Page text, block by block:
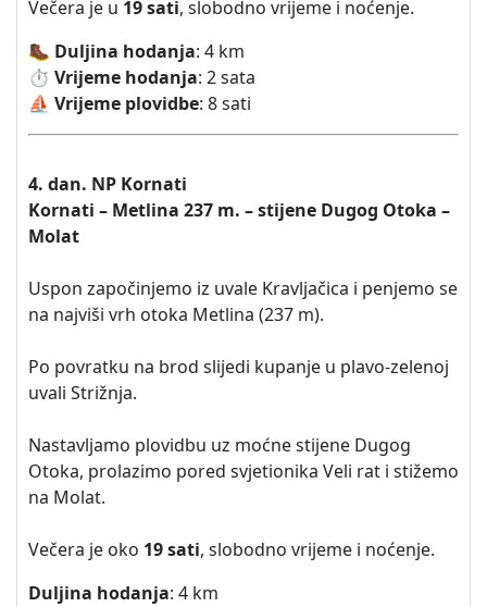
Večera je u 19 sati, slobodno vrijeme i noćenje.
🥾 Duljina hodanja: 4 km
⏱️ Vrijeme hodanja: 2 sata
⛵ Vrijeme plovidbe: 8 sati
4. dan. NP Kornati
Kornati – Metlina 237 m. – stijene Dugog Otoka –
Molat
Uspon započinjemo iz uvale Kravljačica i penjemo se
na najviši vrh otoka Metlina (237 m).
Po povratku na brod slijedi kupanje u plavo-zelenoj
uvali Strižnja.
Nastavljamo plovidbu uz moćne stijene Dugog
Otoka, prolazimo pored svjetionika Veli rat i stižemo
na Molat.
Večera je oko 19 sati, slobodno vrijeme i noćenje.
Duljina hodanja: 4 km